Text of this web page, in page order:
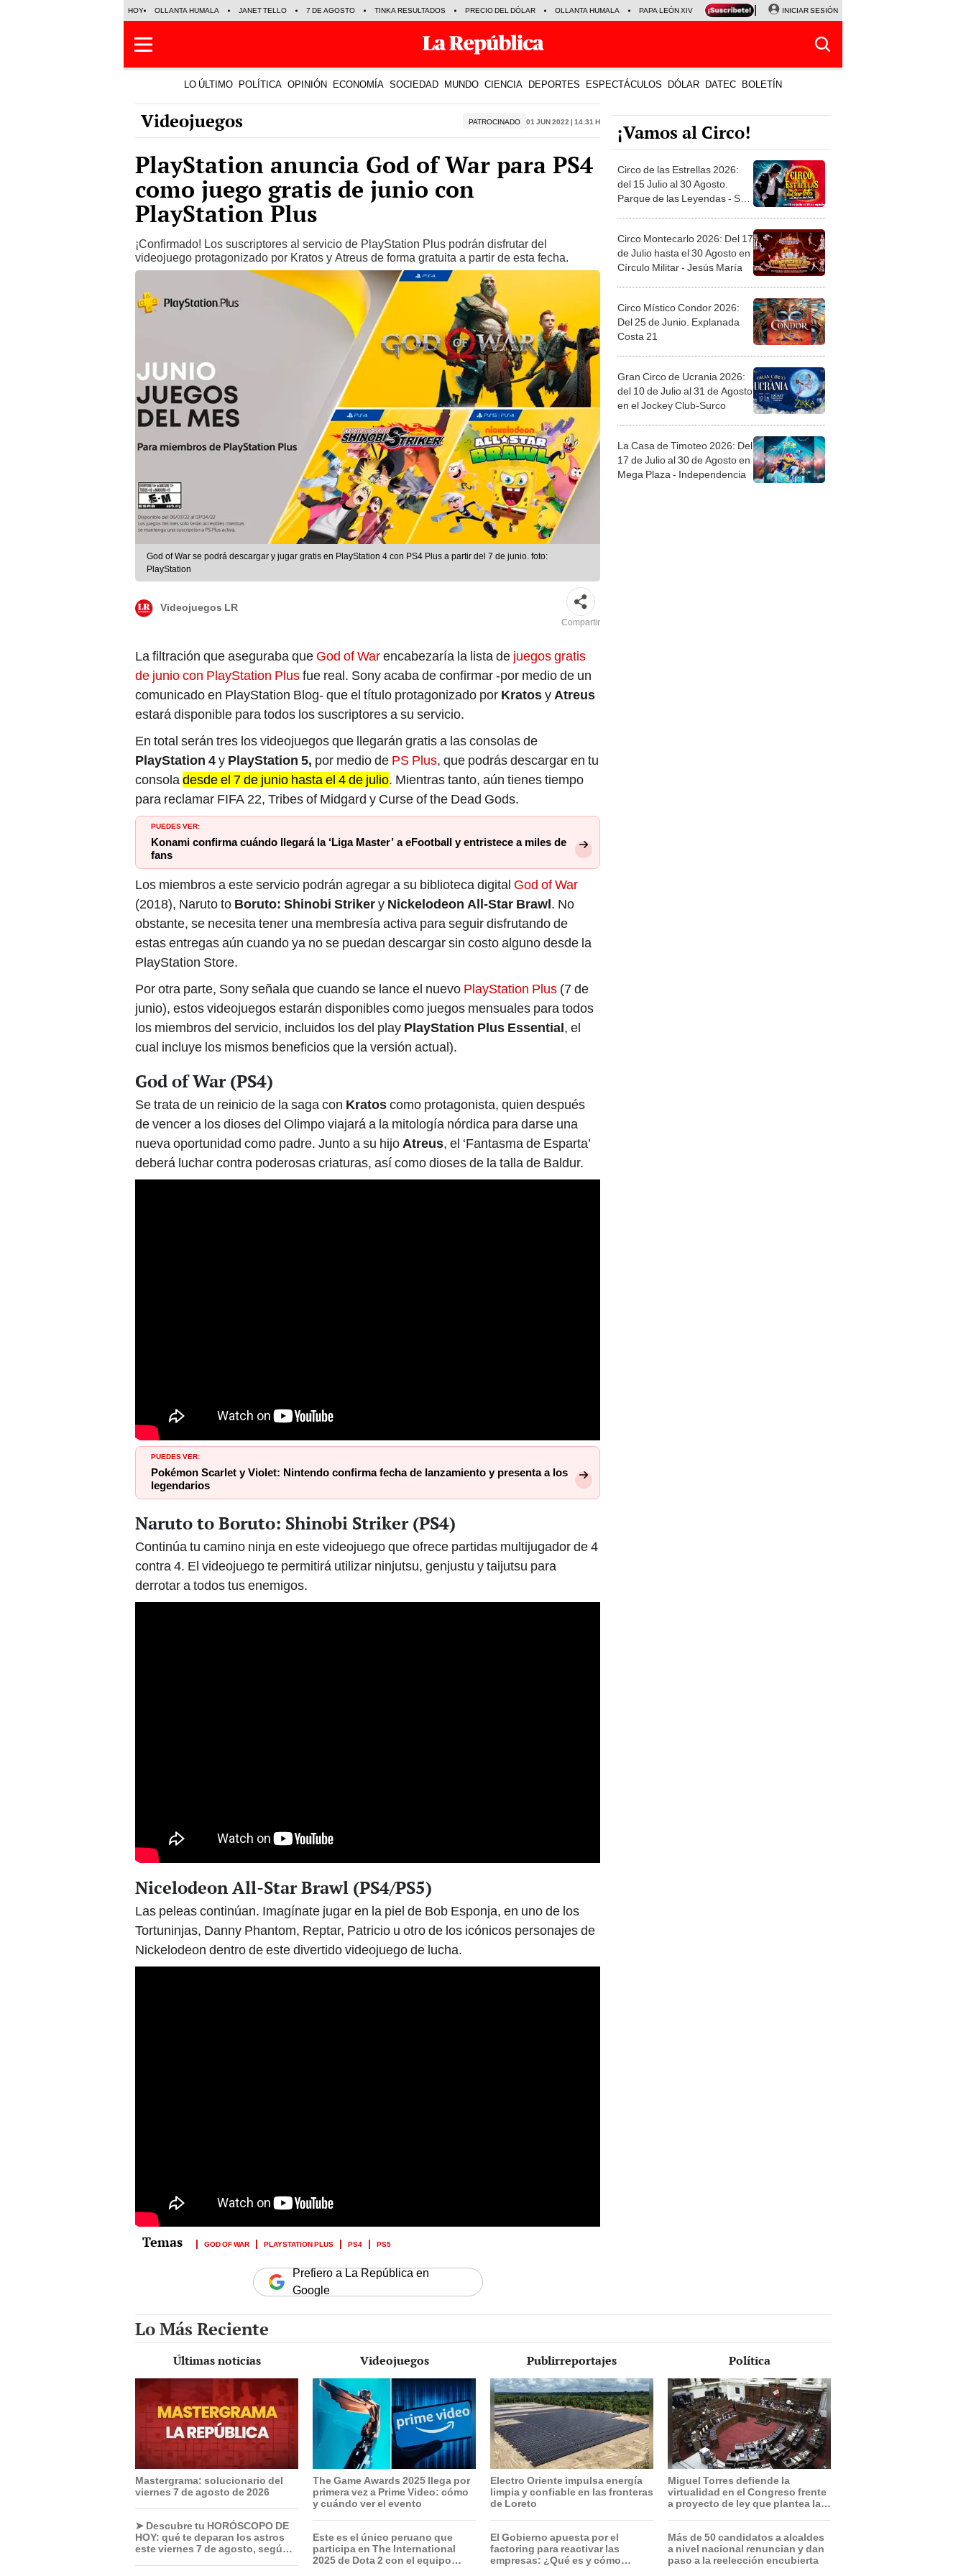
HOY OLLANTA HUMALA JANET TELLO 7 DE AGOSTO TINKA RESULTADOS PRECIO DEL DÓLAR OLLANTA HUMALA PAPA LEÓN XIV NALDY SALDAÑA LA BELLA LUZ
INICIAR SESIÓN
LO ÚLTIMO POLÍTICA OPINIÓN ECONOMÍA SOCIEDAD MUNDO CIENCIA DEPORTES ESPECTÁCULOS DÓLAR DATEC BOLETÍN
Videojuegos PATROCINADO 01 Jun 2022 | 14:31 h
PlayStation anuncia God of War para PS4
como juego gratis de junio con
PlayStation Plus
¡Confirmado! Los suscriptores al servicio de PlayStation Plus podrán disfrutar del
videojuego protagonizado por Kratos y Atreus de forma gratuita a partir de esta fecha.
God of War se podrá descargar y jugar gratis en PlayStation 4 con PS4 Plus a partir del 7 de junio. foto:
PlayStation
Videojuegos LR
Compartir
La filtración que aseguraba que God of Warencabezaría la lista de juegos gratis
de junio con PlayStation Plusfue real. Sony acaba de confirmar -por medio de un
comunicado en PlayStation Blog- que el título protagonizado por KratosyAtreus
estará disponible para todos los suscriptores a su servicio.
En total serán tres los videojuegos que llegarán gratis a las consolas de
PlayStation 4y PlayStation 5, por medio de PS Plus, que podrás descargar en tu
consoladesde el 7 de junio hasta el 4 de julio. Mientras tanto, aún tienes tiempo
para reclamar FIFA 22, Tribes of Midgard y Curse of the Dead Gods.
PUEDES VER:
Konami confirma cuándo llegará la ‘Liga Master’ a eFootball y entristece a miles de
fans
Los miembros a este servicio podrán agregar a su biblioteca digital God of War
(2018), Naruto to Boruto: Shinobi Strikery Nickelodeon All-Star Brawl. No
obstante, se necesita tener una membresía activa para seguir disfrutando de
estas entregas aún cuando ya no se puedan descargar sin costo alguno desde la
PlayStation Store.
Por otra parte, Sony señala que cuando se lance el nuevo PlayStation Plus (7 de
junio), estos videojuegos estarán disponibles como juegos mensuales para todos
los miembros del servicio, incluidos los del play PlayStation Plus Essential, el
cual incluye los mismos beneficios que la versión actual).
God of War (PS4)
Se trata de un reinicio de la saga con Kratoscomo protagonista, quien después
de vencer a los dioses del Olimpo viajará a la mitología nórdica para darse una
nueva oportunidad como padre. Junto a su hijoAtreus, el ‘Fantasma de Esparta’
deberá luchar contra poderosas criaturas, así como dioses de la talla de Baldur.
PUEDES VER:
Pokémon Scarlet y Violet: Nintendo confirma fecha de lanzamiento y presenta a los
legendarios
Naruto to Boruto: Shinobi Striker (PS4)
Continúa tu camino ninja en este videojuego que ofrece partidas multijugador de 4
contra 4. El videojuego te permitirá utilizar ninjutsu, genjustu y taijutsu para
derrotar a todos tus enemigos.
Nicelodeon All-Star Brawl (PS4/PS5)
Las peleas continúan. Imagínate jugar en la piel de Bob Esponja, en uno de los
Tortuninjas, Danny Phantom, Reptar, Patricio u otro de los icónicos personajes de
Nickelodeon dentro de este divertido videojuego de lucha.
GOD OF WAR PLAYSTATION PLUS PS4 PS5
Prefiero a La República en
Google
¡Vamos al Circo!
Circo de las Estrellas 2026:
del 15 Julio al 30 Agosto.
Parque de las Leyendas - San
Circo Montecarlo 2026: Del 17
de Julio hasta el 30 Agosto en
Círculo Militar - Jesús María
Circo Místico Condor 2026:
Del 25 de Junio. Explanada
Costa 21
Gran Circo de Ucrania 2026:
del 10 de Julio al 31 de Agosto
en el Jockey Club-Surco
La Casa de Timoteo 2026: Del
17 de Julio al 30 de Agosto en
Mega Plaza - Independencia
Lo Más Reciente
Últimas noticias
Mastergrama: solucionario del
viernes 7 de agosto de 2026
➤ Descubre tu HORÓSCOPO DE
HOY: qué te deparan los astros
este viernes 7 de agosto, según
Videojuegos
The Game Awards 2025 llega por
primera vez a Prime Video: cómo
y cuándo ver el evento
Este es el único peruano que
participa en The International
2025 de Dota 2 con el equipo
Publirreportajes
Electro Oriente impulsa energía
limpia y confiable en las fronteras
de Loreto
El Gobierno apuesta por el
factoring para reactivar las
empresas: ¿Qué es y cómo
Política
Miguel Torres defiende la
virtualidad en el Congreso frente
a proyecto de ley que plantea la
Más de 50 candidatos a alcaldes
a nivel nacional renuncian y dan
paso a la reelección encubierta